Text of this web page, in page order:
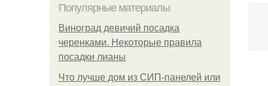
Популярные материалы
Виноград девичий посадка
черенками. Некоторые правила
посадки лианы
Что лучше дом из СИП-панелей или